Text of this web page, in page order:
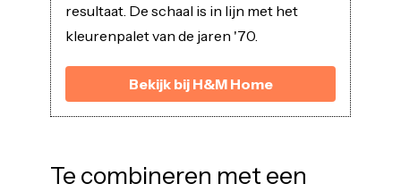
resultaat. De schaal is in lijn met het
kleurenpalet van de jaren '70.
Bekijk bij H&M Home
Te combineren met een